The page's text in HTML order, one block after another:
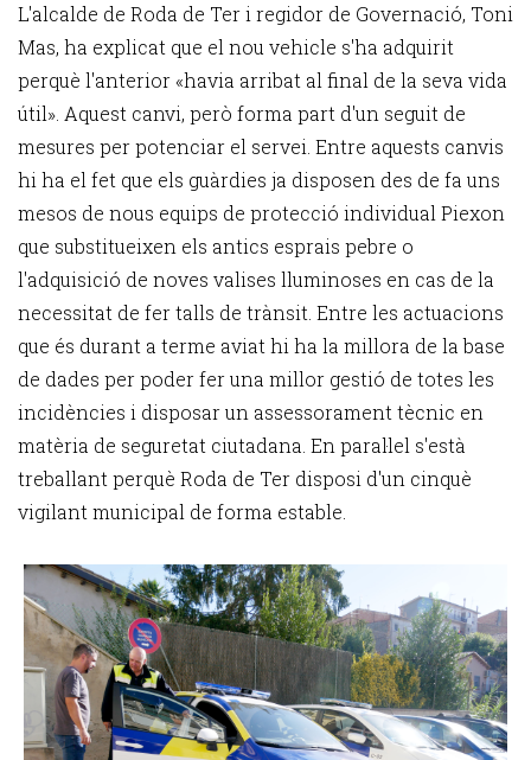
L'alcalde de Roda de Ter i regidor de Governació, Toni
Mas, ha explicat que el nou vehicle s'ha adquirit
perquè l'anterior «havia arribat al final de la seva vida
útil». Aquest canvi, però forma part d'un seguit de
mesures per potenciar el servei. Entre aquests canvis
hi ha el fet que els guàrdies ja disposen des de fa uns
mesos de nous equips de protecció individual Piexon
que substitueixen els antics esprais pebre o
l'adquisició de noves valises lluminoses en cas de la
necessitat de fer talls de trànsit. Entre les actuacions
que és durant a terme aviat hi ha la millora de la base
de dades per poder fer una millor gestió de totes les
incidències i disposar un assessorament tècnic en
matèria de seguretat ciutadana. En paral·lel s'està
treballant perquè Roda de Ter disposi d'un cinquè
vigilant municipal de forma estable.